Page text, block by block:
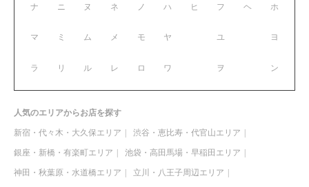
ナ ニ ヌ ネ ノ
マ ミ ム メ モ
ラ リ ル レ ロ
ハ ヒ フ ヘ ホ
ヤ ユ ヨ
ワ ヲ ン
人気のエリアからお店を探す
新宿・代々木・大久保エリア 渋谷・恵比寿・代官山エリア
銀座・新橋・有楽町エリア 池袋・高田馬場・早稲田エリア
神田・秋葉原・水道橋エリア 立川・八王子周辺エリア